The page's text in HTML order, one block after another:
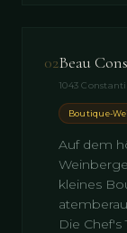
02Beau
1043
Boutique-
Auf dem
kleines
Die